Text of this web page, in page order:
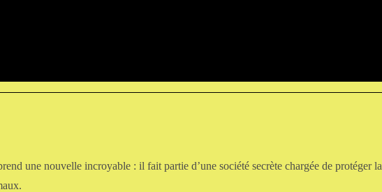
une nouvelle incroyable : il fait partie d’une société secrète chargée de protéger la